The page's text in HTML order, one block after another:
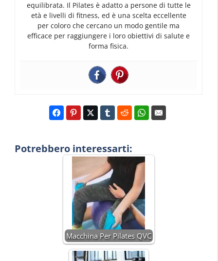
equilibrata. Il Pilates è adatto a persone di tutte le
età e livelli di fitness, ed è una scelta eccellente
per coloro che cercano un modo gentile ma
efficace per raggiungere i loro obiettivi di salute e
forma fisica.
Potrebbero interessarti:
Macchina Per Pilates QVC